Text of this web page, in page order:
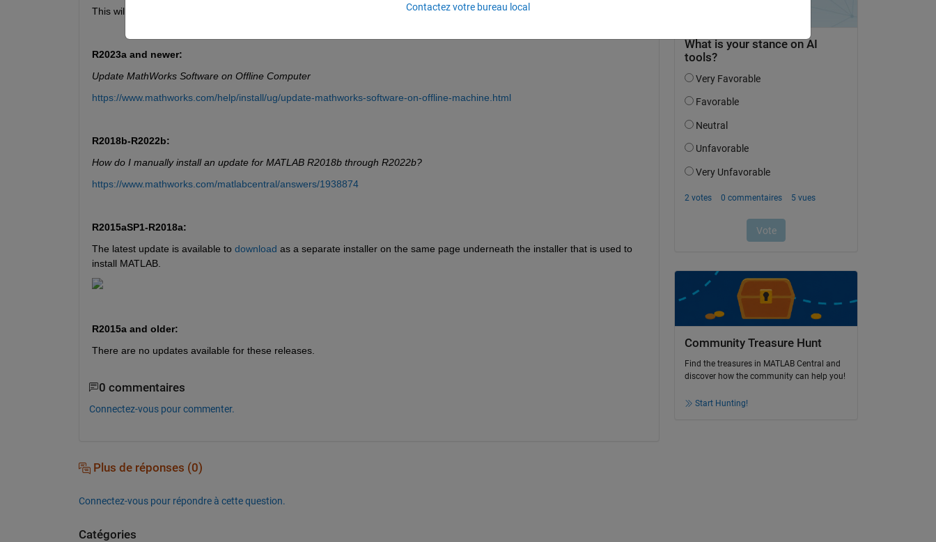
This will depend on your release. See the instructions for each release below.
R2023a and newer:
Update MathWorks Software on Offline Computer
https://www.mathworks.com/help/install/ug/update-mathworks-software-on-offline-machine.html
R2018b-R2022b:
How do I manually install an update for MATLAB R2018b through R2022b?
https://www.mathworks.com/matlabcentral/answers/1938874
R2015aSP1-R2018a:
The latest update is available to download as a separate installer on the same page underneath the installer that is used to
install MATLAB.
R2015a and older:
There are no updates available for these releases.
0 commentaires
Connectez-vous pour commenter.
Plus de réponses (0)
Connectez-vous pour répondre à cette question.
Catégories
Community Treasure Hunt
Find the treasures in MATLAB Central and
discover how the community can help you!
Start Hunting!
Contactez votre bureau local